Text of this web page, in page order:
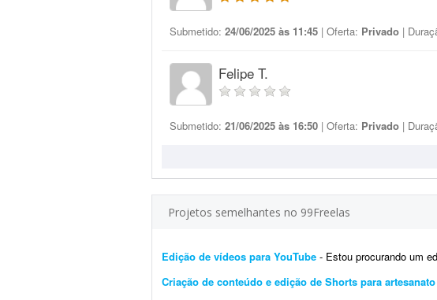
Submetido: 24/06/2025 às 11:45 | Oferta: Privado |
Felipe T.
Submetido: 21/06/2025 às 16:50 | Oferta: Privado |
Projetos semelhantes no 99Freelas
Edição de vídeos para YouTube - Estou procurando um editor de
Criação de conteúdo e edição de Shorts para